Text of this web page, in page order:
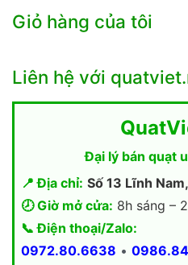
Giỏ hàng của tôi
Liên hệ với
Đại lý bán quạt
📍 Địa chỉ: Số 13 Lĩnh
🕗 Giờ mở cửa: 8h sáng –
📞 Điện thoại/Zalo:
0972.80.6638 •